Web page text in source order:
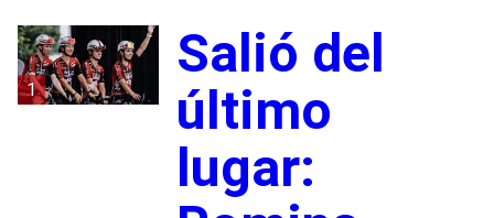
1
Salió del
último
lugar: